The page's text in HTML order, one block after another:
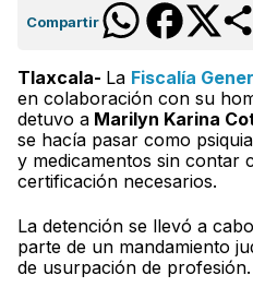
Compartir
Tlaxcala- La Fiscalía
en colaboración con su
detuvo a Marilyn Karina
se hacía pasar como
y medicamentos sin contar
certificación necesarios.
La detención se llevó a
parte de un mandamiento
de usurpación de profesión.